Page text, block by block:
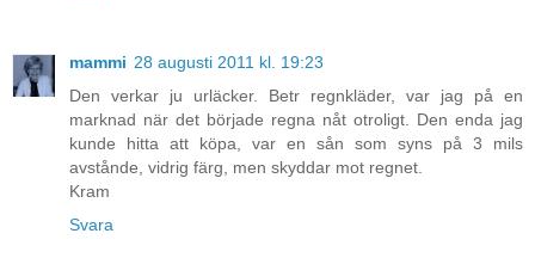
mammi 28 augusti 2011 kl. 19:23
Den verkar ju urläcker. Betr regnkläder, var jag på en
marknad när det började regna nåt otroligt. Den enda jag
kunde hitta att köpa, var en sån som syns på 3 mils
avstånde, vidrig färg, men skyddar mot regnet.
Kram
Svara